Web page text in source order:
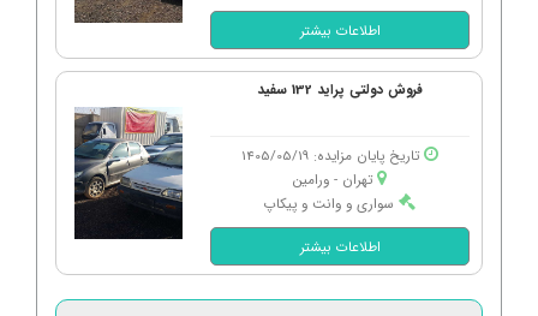
اطلاعات بیشتر
فروش دولتی پراید 132 سفید
تاریخ پایان مزایده: 1405/05/19
تهران - ورامین
سواری و وانت و پیکاپ
اطلاعات بیشتر